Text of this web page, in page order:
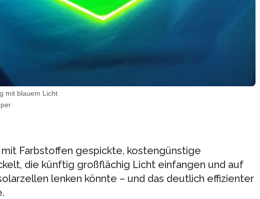
mit blauem Licht
Farbstoffen gespickte, kostengünstige
die künftig großflächig Licht einfangen und auf
lenken könnte – und das deutlich effizienter